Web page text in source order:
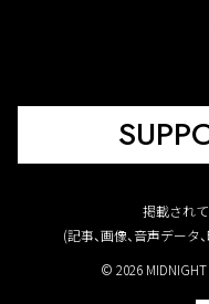
掲載され
(記事、画像、音声デー
© 2026